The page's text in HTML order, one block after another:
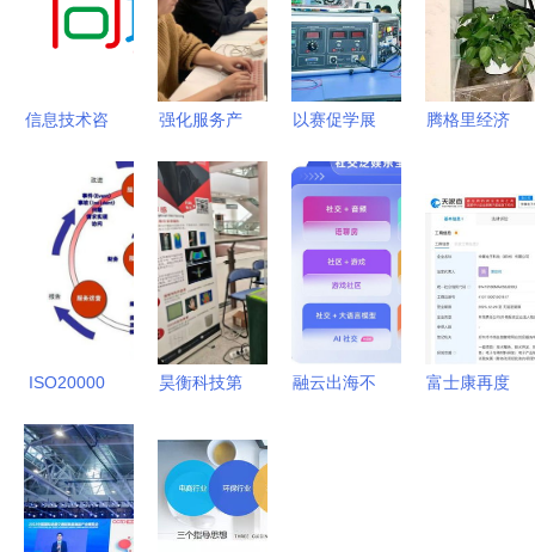
信息技术咨
动企业数字
化转型的智
慧引擎
强化服务产
越创新性科
技服务机构
信息技术咨
询服务的核
心竞争力构
建
以赛促学展
赋能谱新篇
——‘羊城
工匠杯’物
业管理行业
技能竞赛圆
满落幕
腾格里经济
政务服务局
以简化审
批、优化服
务为引擎，
助推信息技
ISO20000
务管理标准
入门解读 |
上海擎标信
昊衡科技第
健康管理技
术国际高端
论坛暨青年
融云出海不
富士康再度